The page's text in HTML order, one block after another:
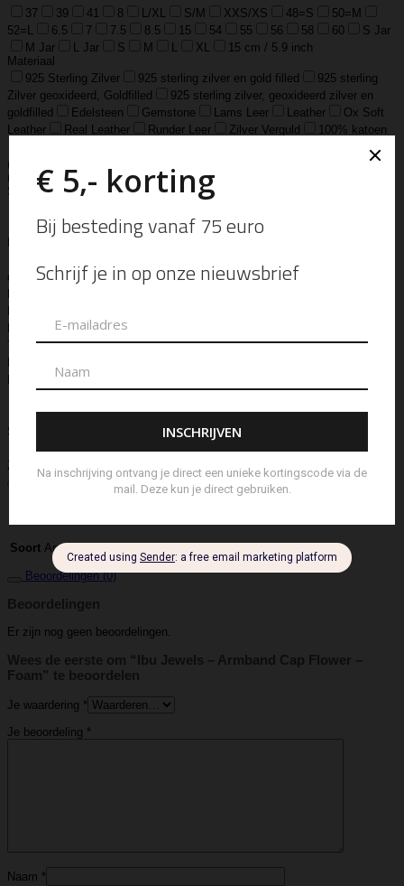
37
39 41 8 L/XL S/M XXS/XS 48=S
50=M
52=L
6.5 7 7.5 8.5 15 54 55 56 58 60
S Jar
M Jar
L Jar S M L XL
15 cm / 5.9 inch
Materiaal
925 Sterling Zilver
925 sterling zilver en gold filled
925 sterling
Zilver geoxideerd, Goldfilled
925 sterling zilver, geoxideerd zilver en
goldfilled
Edelsteen Gemstone Lams Leer Leather
Ox Soft
Leather
Real Leather Runder Leer Zilver Verguld
100% katoen
Leer, Verzilverd
(30 micron)
Zwaar verzilverd
(15 micron)
Soort
Avondtasje
Bandana Beanie Bedel
de Parfum
Enkelbandje Enveloptas Etherische Olie
Home-Spray
Tasje
Mills Mini Bag Muts
Navulling ‘Catalytic’ Geurbrander
Riem
Shopper
Sjaal Sleuteletui Sleutelhanger
Special Edition
Stolp
Telefoontasje Textiel & Roomspray
Tote Bag
Travel Trigger Weekendtas
Wierookstokjes
Zeep
Zomerhoed
Aanvullende informatie
Soort Armbandje
Beoordelingen (0)
Beoordelingen
Er zijn nog geen beoordelingen.
Wees de eerste om “Ibu Jewels – Armband Cap Flower –
Foam” te beoordelen
Je waardering *
Je beoordeling *
Naam *